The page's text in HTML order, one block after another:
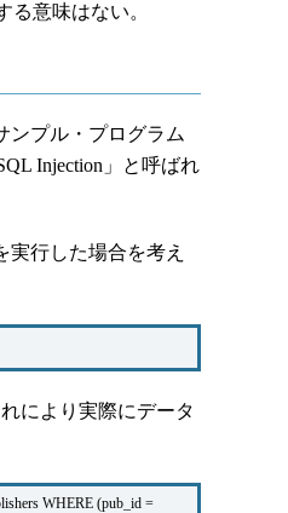
る意味はない。
プル・プログラム
Injection」と呼ばれ
行した場合を考え
により実際にデータ
WHERE (pub_id =